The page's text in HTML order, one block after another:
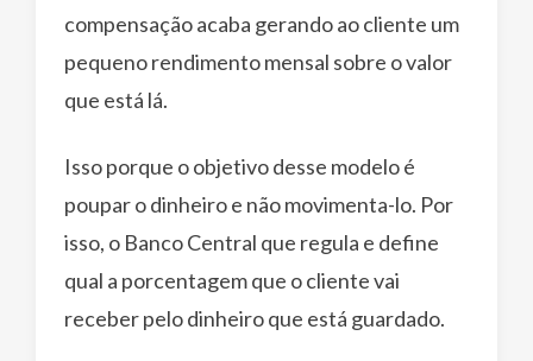
compensação acaba gerando ao cliente um
pequeno rendimento mensal sobre o valor
que está lá.
Isso porque o objetivo desse modelo é
poupar o dinheiro e não movimenta-lo. Por
isso, o Banco Central que regula e define
qual a porcentagem que o cliente vai
receber pelo dinheiro que está guardado.